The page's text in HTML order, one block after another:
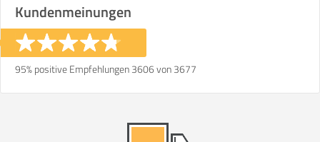
Kundenmeinungen
95% positive Empfehlungen 3606 von 3677